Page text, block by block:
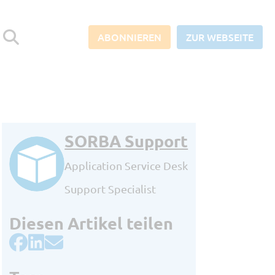
Abonnieren Sie den SORBA-
Blog und verpassen Sie keine
Berufliche E-Mail Adresse
ABONNIEREN ZUR WEBSEITE
SORBA Support
Application Service Desk
Support Specialist
Diesen Artikel teilen